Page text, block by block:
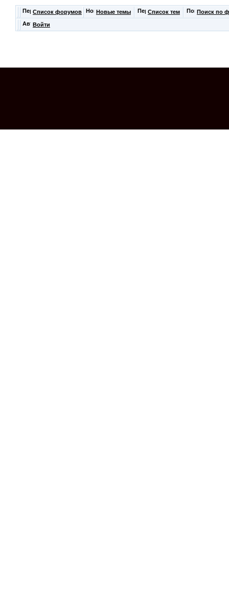
Список форумов Новые темы Список тем Поиск по
Войти